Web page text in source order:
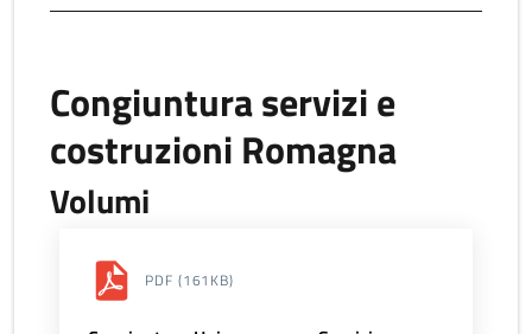
Congiuntura servizi e
costruzioni Romagna
Volumi
PDF (161KB)